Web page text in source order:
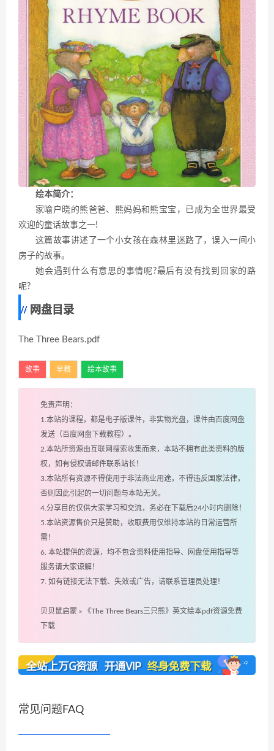
绘本简介：
家喻户晓的熊爸爸、熊妈妈和熊宝宝，已成为全世界最受
欢迎的童话故事之一!
这篇故事讲述了一个小女孩在森林里迷路了，误入一间小
房子的故事。
她会遇到什么有意思的事情呢?最后有没有找到回家的路
呢?
网盘目录
The Three Bears.pdf
故事 早教 绘本故事
免责声明：
1.本站的课程，都是电子版课件，非实物光盘，课件由百度网盘
发送（百度网盘下载教程）。
2.本站所资源由互联网搜索收集而来，本站不拥有此类资料的版
权，如有侵权请邮件联系站长！
3.本站所有资源不得使用于非法商业用途，不得违反国家法律，
否则因此引起的一切问题与本站无关。
4.分享目的仅供大家学习和交流，务必在下载后24小时内删除！
5.本站资源售价只是赞助，收取费用仅维持本站的日常运营所
需！
6. 本站提供的资源，均不包含资料使用指导、网盘使用指导等
服务请大家谅解！
7. 如有链接无法下载、失效或广告，请联系管理员处理！
贝贝鼠启蒙 »
《The Three Bears三只熊》英文绘本pdf资源免费
下载
常见问题FAQ